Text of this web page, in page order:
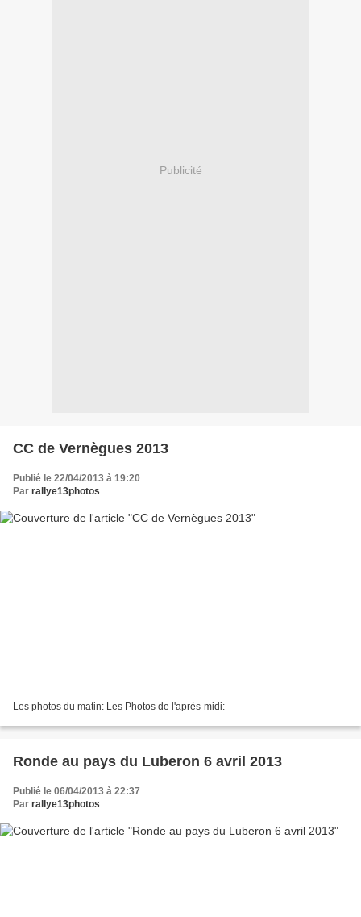
Publicité
CC de Vernègues 2013
Publié le 22/04/2013 à 19:20
Par rallye13photos
Les photos du matin: Les Photos de l'après-midi:
Ronde au pays du Luberon 6 avril 2013
Publié le 06/04/2013 à 22:37
Par rallye13photos